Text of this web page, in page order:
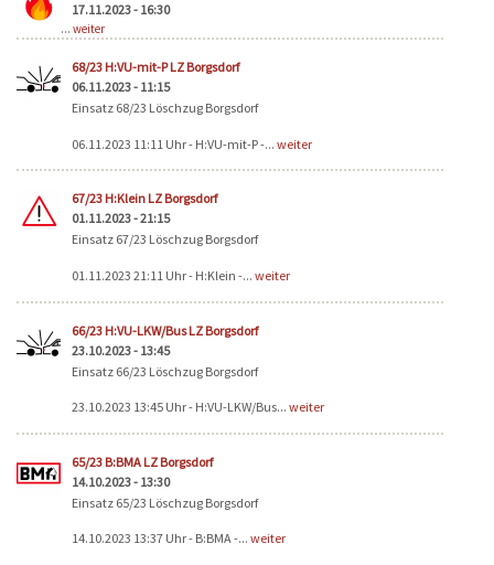
17.11.2023 - 16:30
... weiter
68/23 H:VU-mit-P LZ Borgsdorf
06.11.2023 - 11:15
Einsatz 68/23 Löschzug Borgsdorf
06.11.2023 11:11 Uhr - H:VU-mit-P -... weiter
67/23 H:Klein LZ Borgsdorf
01.11.2023 - 21:15
Einsatz 67/23 Löschzug Borgsdorf
01.11.2023 21:11 Uhr - H:Klein -... weiter
66/23 H:VU-LKW/Bus LZ Borgsdorf
23.10.2023 - 13:45
Einsatz 66/23 Löschzug Borgsdorf
23.10.2023 13:45 Uhr - H:VU-LKW/Bus... weiter
65/23 B:BMA LZ Borgsdorf
14.10.2023 - 13:30
Einsatz 65/23 Löschzug Borgsdorf
14.10.2023 13:37 Uhr - B:BMA -... weiter